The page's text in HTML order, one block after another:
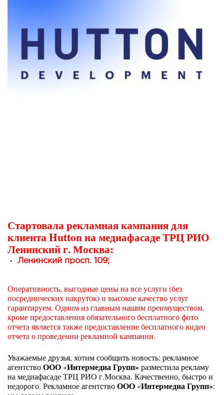
Стартовала рекламная кампания для
клиента Hutton на медиафасаде ТРЦ РИО
Ленинский г. Москва:
Ленинский просп. 109;
Оперативность, выгодные цены на все услуги (без
посреднических накруток) и высокое качество услуг
гарантируем. Одним из главным нашим преимуществом,
кроме предоставления обязательного бесплатного фото
отчета является также предоставление бесплатного видео
отчета о проведении рекламной кампании.
Уважаемые друзья, хотим сообщить новость: рекламное
агентствоООО «Интермедиа Групп»разместила рекламу
на медиафасаде ТРЦ РИО г.Москва. Качественно, быстро и
недорого. Рекламное агентствоООО «Интермедиа Групп»: